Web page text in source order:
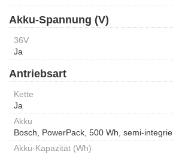
Akku-Spannung (V)
36V
Ja
Antriebsart
Kette
Ja
Akku
Bosch, PowerPack, 500 Wh, semi-
Akku-Kapazität (Wh)